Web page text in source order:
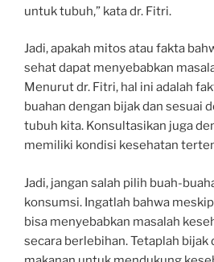
untuk tubuh,” kata dr. Fitri.
Jadi, apakah mitos atau fakta
sehat dapat menyebabkan
Menurut dr. Fitri, hal ini adalah
buahan dengan bijak dan sesuai
tubuh kita. Konsultasikan juga
memiliki kondisi kesehatan
Jadi, jangan salah pilih buah-
konsumsi. Ingatlah bahwa
bisa menyebabkan masalah
secara berlebihan. Tetaplah bijak